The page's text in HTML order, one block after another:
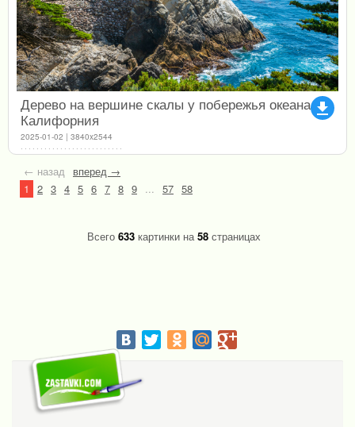
file_download
Дерево на вершине скалы у побережья океана
Калифорния
2025-01-02 | 3840x2544
← назад вперед →
1
2 3 4 5 6 7 8 9 ... 57 58
Всего 633картинки на58страницах